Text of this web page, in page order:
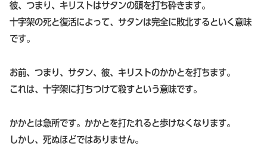
彼、つまり、キリストはサタンの頭を打ち砕きます。
十字架の死と復活によって、サタンは完全に敗北するといく意味
です。
お前、つまり、サタン、彼、キリストのかかとを打ちます。
これは、十字架に打ちつけて殺すという意味です。
かかとは急所です。かかとを打たれると歩けなくなります。
しかし、死ぬほどではありません。